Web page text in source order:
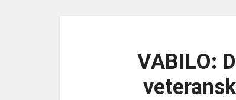
VABILO: